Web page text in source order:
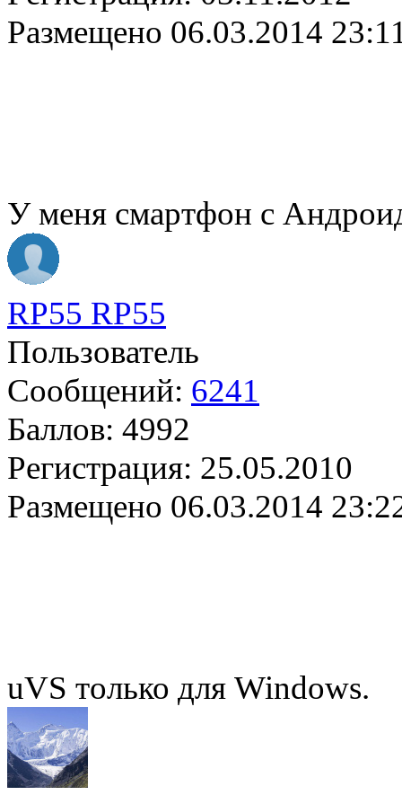
Размещено 06.03.2014
У меня смартфон с
RP55 RP55
Пользователь
Сообщений: 6241
Баллов: 4992
Регистрация: 25.05.2010
Размещено 06.03.2014
uVS только для Windows.